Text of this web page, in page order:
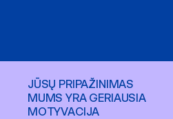
JŪSŲ PRIPAŽINIMAS
MUMS YRA GERIAUSIA
MOTYVACIJA